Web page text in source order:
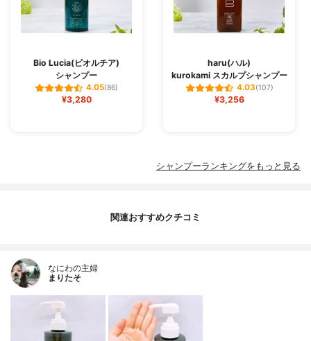
Bio Lucia(ビオルチア)
シャンプー
4.05(86)
¥3,280
haru(ハル)
kurokami スカルプシャンプー
4.03(107)
¥3,256
シャンプーランキングをもっと見る
関連おすすめクチコミ
なにわの主婦
まりたそ